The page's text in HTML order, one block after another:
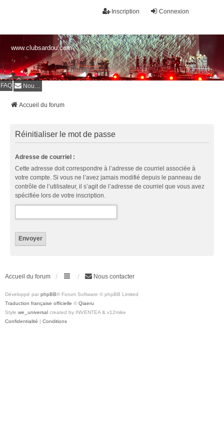
Connexion
Inscription
www.clubsardou.com
FAQ Nous contacter
Accueil du forum
Réinitialiser le mot de passe
Adresse de courriel :
Cette adresse doit correspondre à l’adresse de courriel associée à
votre compte. Si vous ne l’avez jamais modifié depuis le panneau de
contrôle de l’utilisateur, il s’agit de l’adresse de courriel que vous avez
spécifiée lors de votre inscription.
Accueil du forum Nous contacter
Développé par phpBB® Forum Software © phpBB Limited
Traduction française officielle © Qiaeru
Style we_universal created by INVENTEA & v12mike
Confidentialité | Conditions